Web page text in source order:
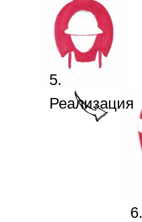
5.
Реализация
6.